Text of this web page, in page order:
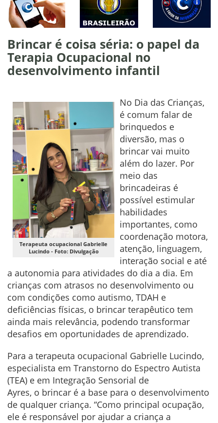
Brincar é coisa séria: o papel da
Terapia Ocupacional no
desenvolvimento infantil
Terapeuta ocupacional Gabrielle
Lucindo - Foto: Divulgação
No Dia das Crianças,
é comum falar de
brinquedos e
diversão, mas o
brincar vai muito
além do lazer. Por
meio das
brincadeiras é
possível estimular
habilidades
importantes, como
coordenação motora,
atenção, linguagem,
interação social e até
a autonomia para atividades do dia a dia. Em
crianças com atrasos no desenvolvimento ou
com condições como autismo, TDAH e
deficiências físicas, o brincar terapêutico tem
ainda mais relevância, podendo transformar
desafios em oportunidades de aprendizado.
Para a terapeuta ocupacional Gabrielle Lucindo,
especialista em Transtorno do Espectro Autista
(TEA) e em Integração Sensorial de
Ayres, o brincar é a base para o desenvolvimento
de qualquer criança. “Como principal ocupação,
ele é responsável por ajudar a criança a